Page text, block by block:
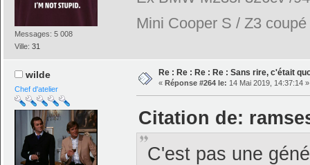
Messages: 5 008
Ville:31
Mini Cooper S / Z3
wilde
Chef d'atelier
Re : Re : Re : Re : Sans rire, c'était
« Réponse #264 le: 14 Mai 2019, 14:37:14 »
Citation de:
C'est pas une